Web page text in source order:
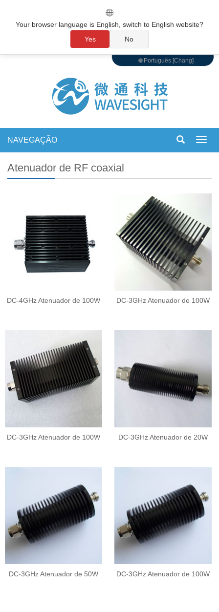
🌐 Português [Chang]
NAVEGAÇÃO
Atenuador de RF coaxial
DC-4GHz Atenuador de 100W DC-3GHz Atenuador de 100W
DC-3GHz Atenuador de 100W DC-3GHz Atenuador de 20W
DC-3GHz Atenuador de 50W DC-3GHz Atenuador de 100W
🌐
Your browser language is English, switch to English website?
Yes
No